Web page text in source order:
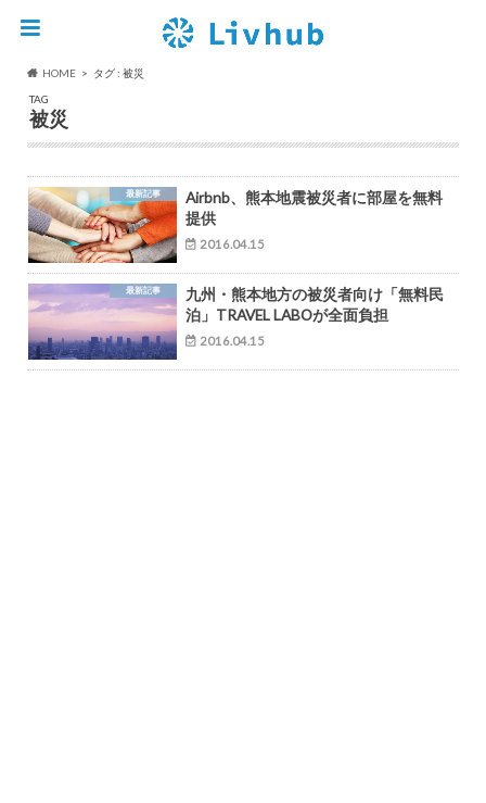
HOME
タグ : 被災
TAG
被災
最新記事
Airbnb、熊本地震被災者に部屋を無料
提供
2016.04.15
最新記事
九州・熊本地方の被災者向け「無料民
泊」TRAVEL LABOが全面負担
2016.04.15